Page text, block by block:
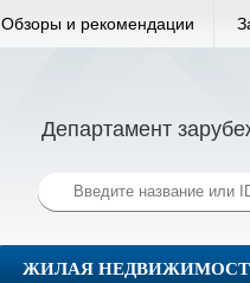
Обзоры и рекомендации
Департамент
ЖИЛАЯ